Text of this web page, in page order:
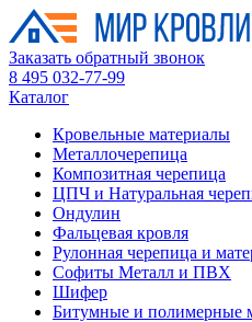
Заказать обратный звонок
8 495 032-77-99
Каталог
Кровельные материалы
Металлочерепица
Композитная черепица
ЦПЧ и Натуральная
Ондулин
Фальцевая кровля
Рулонная черепица и
Софиты Металл и ПВХ
Шифер
Битумные и полимерные